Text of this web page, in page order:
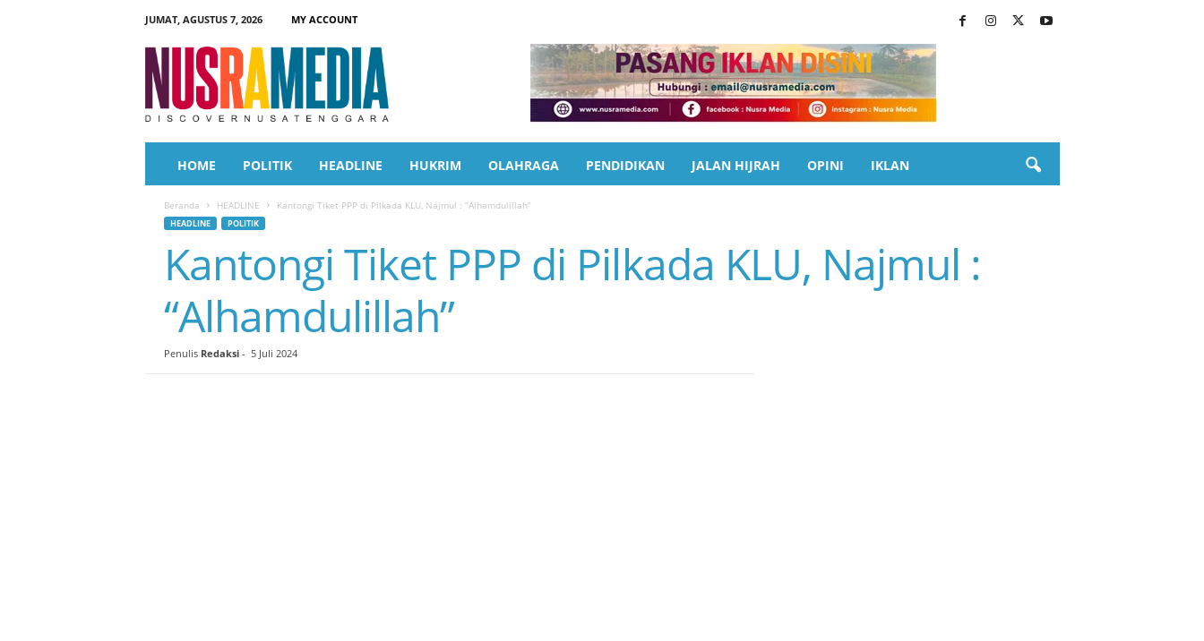
JUMAT, AGUSTUS 7, 2026
MY ACCOUNT
a
HOME POLITIK HEADLINE HUKRIM OLAHRAGA PENDIDIKAN JALAN HIJRAH OPINI IKLAN
Beranda HEADLINE Kantongi Tiket PPP di Pilkada KLU, Najmul : “Alhamdulillah”
HEADLINE POLITIK
Kantongi Tiket PPP di Pilkada KLU, Najmul :
“Alhamdulillah”
Penulis Redaksi- 5 Juli 2024